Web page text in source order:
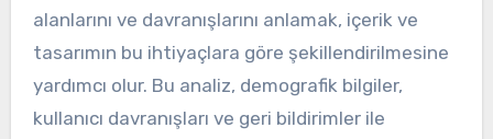
alanlarını ve davranışlarını anlamak, içerik ve
tasarımın bu ihtiyaçlara göre şekillendirilmesine
yardımcı olur. Bu analiz, demografik bilgiler,
kullanıcı davranışları ve geri bildirimler ile